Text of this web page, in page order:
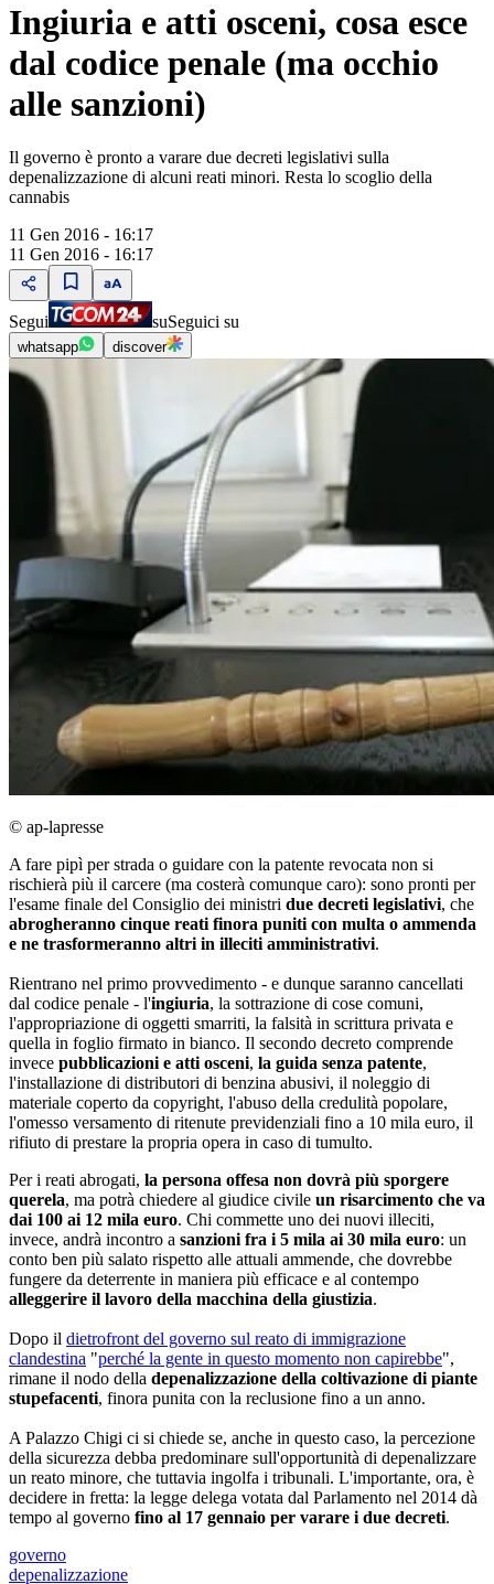
Ingiuria e atti osceni, cosa esce
dal codice penale (ma occhio
alle sanzioni)
Il governo è pronto a varare due decreti legislativi sulla
depenalizzazione di alcuni reati minori. Resta lo scoglio della
cannabis
11 Gen 2016 - 16:17
11 Gen 2016 - 16:17
Segui suSeguici su
whatsapp discover
© ap-lapresse
A fare pipì per strada o guidare con la patente revocata non si
rischierà più il carcere (ma costerà comunque caro): sono pronti per
l'esame finale del Consiglio dei ministri due decreti legislativi, che
abrogheranno cinque reati finora puniti con multa o ammenda
e ne trasformeranno altri in illeciti amministrativi.
Rientrano nel primo provvedimento - e dunque saranno cancellati
dal codice penale - l'ingiuria, la sottrazione di cose comuni,
l'appropriazione di oggetti smarriti, la falsità in scrittura privata e
quella in foglio firmato in bianco. Il secondo decreto comprende
invece pubblicazioni e atti osceni, la guida senza patente,
l'installazione di distributori di benzina abusivi, il noleggio di
materiale coperto da copyright, l'abuso della credulità popolare,
l'omesso versamento di ritenute previdenziali fino a 10 mila euro, il
rifiuto di prestare la propria opera in caso di tumulto.
Per i reati abrogati, la persona offesa non dovrà più sporgere
querela, ma potrà chiedere al giudice civile un risarcimento che va
dai 100 ai 12 mila euro. Chi commette uno dei nuovi illeciti,
invece, andrà incontro a sanzioni fra i 5 mila ai 30 mila euro: un
conto ben più salato rispetto alle attuali ammende, che dovrebbe
fungere da deterrente in maniera più efficace e al contempo
alleggerire il lavoro della macchina della giustizia.
Dopo il dietrofront del governo sul reato di immigrazione
clandestina "perché la gente in questo momento non capirebbe",
rimane il nodo della depenalizzazione della coltivazione di piante
stupefacenti, finora punita con la reclusione fino a un anno.
A Palazzo Chigi ci si chiede se, anche in questo caso, la percezione
della sicurezza debba predominare sull'opportunità di depenalizzare
un reato minore, che tuttavia ingolfa i tribunali. L'importante, ora, è
decidere in fretta: la legge delega votata dal Parlamento nel 2014 dà
tempo al governo fino al 17 gennaio per varare i due decreti.
governo
depenalizzazione